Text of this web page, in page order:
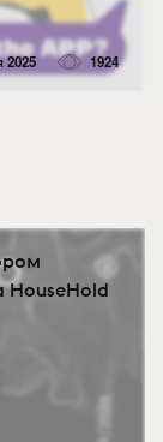
2025 1924
HouseHold